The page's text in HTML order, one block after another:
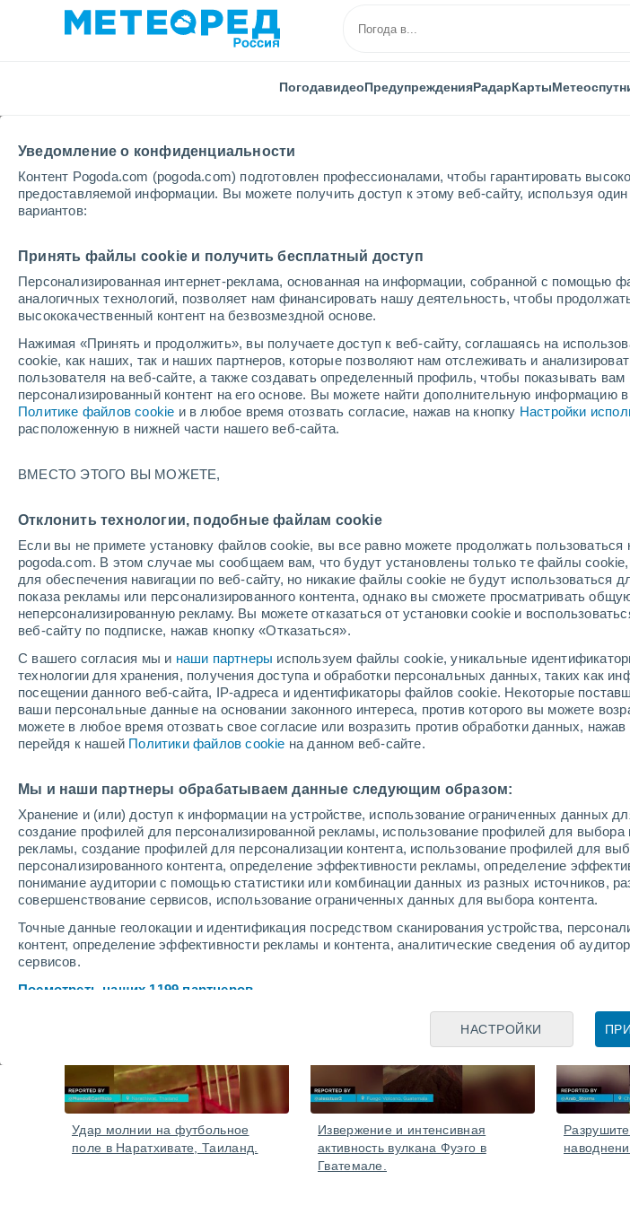
Уведомление о конфиденциальности
Контент Pogoda.com (pogoda.com) подготовлен профессионалами, чтобы гарантировать
предоставляемой информации. Вы можете получить доступ к этому веб-сайту, используя
вариантов:
Принять файлы cookie и получить бесплатный доступ
Персонализированная интернет-реклама, основанная на информации, собранной с помощью
аналогичных технологий, позволяет нам финансировать нашу деятельность, чтобы
высококачественный контент на безвозмездной основе.
Нажимая «Принять и продолжить», вы получаете доступ к веб-сайту, соглашаясь на
cookie, как наших, так и наших партнеров, которые позволяют нам отслеживать и
пользователя на веб-сайте, а также создавать определенный профиль, чтобы показывать вам
персонализированный контент на его основе. Вы можете найти дополнительную информацию
Политике файлов cookie и в любое время отозвать согласие, нажав на кнопку Настройки
расположенную в нижней части нашего веб-сайта.
ВМЕСТО ЭТОГО ВЫ МОЖЕТЕ,
Отклонить технологии, подобные файлам cookie
Если вы не примете установку файлов cookie, вы все равно можете продолжать
pogoda.com. В этом случае мы сообщаем вам, что будут установлены только те файлы
для обеспечения навигации по веб-сайту, но никакие файлы cookie не будут использоваться
показа рекламы или персонализированного контента, однако вы сможете просматривать
неперсонализированную рекламу. Вы можете отказаться от установки cookie и
веб-сайту по подписке, нажав кнопку «Отказаться».
С вашего согласия мы и наши партнеры используем файлы cookie, уникальные
технологии для хранения, получения доступа и обработки персональных данных, таких как
посещении данного веб-сайта, IP-адреса и идентификаторы файлов cookie. Некоторые
ваши персональные данные на основании законного интереса, против которого вы можете
можете в любое время отозвать свое согласие или возразить против обработки данных, нажав
перейдя к нашей Политики файлов cookie на данном веб-сайте.
Мы и наши партнеры обрабатываем данные следующим образом:
Хранение и (или) доступ к информации на устройстве, использование ограниченных данных
создание профилей для персонализированной рекламы, использование профилей для выбора
рекламы, создание профилей для персонализации контента, использование профилей для
персонализированного контента, определение эффективности рекламы, определение
понимание аудитории с помощью статистики или комбинации данных из разных источников,
совершенствование сервисов, использование ограниченных данных для выбора контента.
Точные данные геолокации и идентификация посредством сканирования устройства,
контент, определение эффективности рекламы и контента, аналитические сведения об
сервисов.
Посмотреть наших 1199 партнеров
НАСТРОЙКИ
ПогодавидеоПредупрежденияРадарКарты
Мокрый ливень вызвал хаос в Багаре,
Франция! Сильные порывы ветра со
значительный материальный ущерб
В регионе объявлен оранжевый уровень опасности из-за штормов, существует
ветров, проливных дождей, возможного материального ущерба и перебоев в
телефонной связи.
видео
Вчера
Удар молнии на футбольное
поле в Наратхивате, Таиланд.
Извержение и интенсивная
активность вулкана Фуэго в
Гватемале.